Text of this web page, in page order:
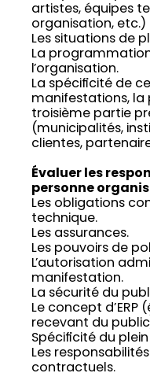
artistes, équipes
organisation, etc.)
Les situations de
La
l’organisation.
La spécificité de
manifestations, la
troisième partie
(municipalités,
clientes,
Évaluer les
personne
Les obligations
technique.
Les assurances.
Les pouvoirs de
L’autorisation
manifestation.
La sécurité du
Le concept d’ERP
recevant du
Spécificité du plein
Les
contractuels.